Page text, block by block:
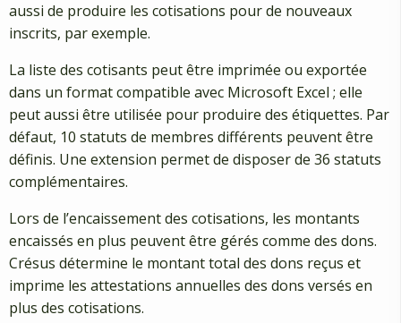
aussi de produire les cotisations pour de nouveaux
inscrits, par exemple.
La liste des cotisants peut être imprimée ou exportée
dans un format compatible avec Microsoft Excel ; elle
peut aussi être utilisée pour produire des étiquettes. Par
défaut, 10 statuts de membres différents peuvent être
définis. Une extension permet de disposer de 36 statuts
complémentaires.
Lors de l’encaissement des cotisations, les montants
encaissés en plus peuvent être gérés comme des dons.
Crésus détermine le montant total des dons reçus et
imprime les attestations annuelles des dons versés en
plus des cotisations.